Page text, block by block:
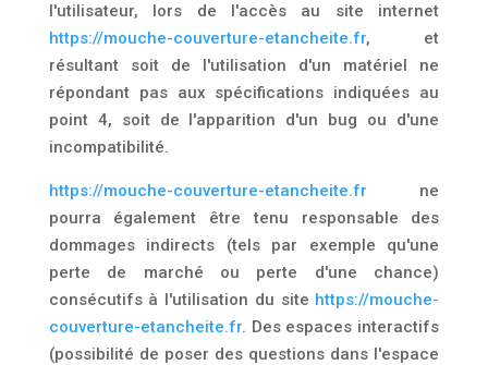
l'utilisateur, lors de l'accès au site internet
https://mouche-couverture-etancheite.fr, et
résultant soit de l'utilisation d'un matériel ne
répondant pas aux spécifications indiquées au
point 4, soit de l'apparition d'un bug ou d'une
incompatibilité.
https://mouche-couverture-etancheite.fr ne
pourra également être tenu responsable des
dommages indirects (tels par exemple qu'une
perte de marché ou perte d'une chance)
consécutifs à l'utilisation du site https://mouche-
couverture-etancheite.fr. Des espaces interactifs
(possibilité de poser des questions dans l'espace